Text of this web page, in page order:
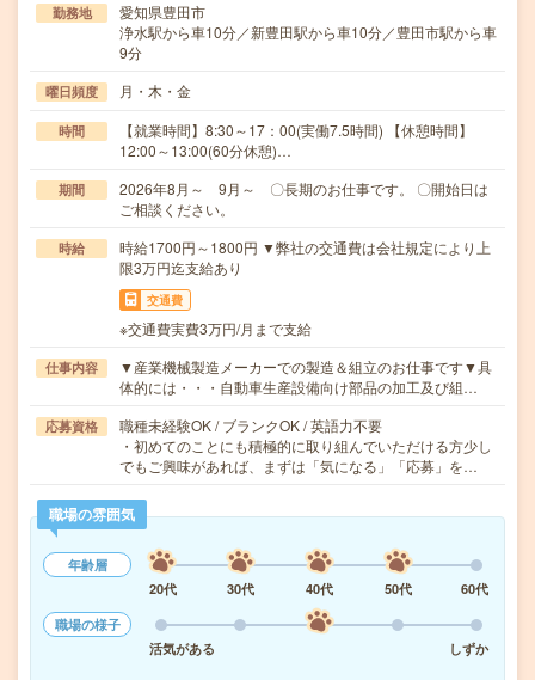
勤務地
愛知県豊田市
浄水駅から車10分／新豊田駅から車10分／豊田市駅から車
9分
曜日頻度 月・木・金
時間
【就業時間】8:30～17：00(実働7.5時間) 【休憩時間】
12:00～13:00(60分休憩)…
期間
2026年8月～ 9月～ 〇長期のお仕事です。 〇開始日は
ご相談ください。
時給
時給1700円～1800円 ▼弊社の交通費は会社規定により上
限3万円迄支給あり
交通費
※交通費実費3万円/月まで支給
仕事内容
▼産業機械製造メーカーでの製造＆組立のお仕事です▼具
体的には・・・自動車生産設備向け部品の加工及び組…
応募資格
職種未経験OK / ブランクOK / 英語力不要
・初めてのことにも積極的に取り組んでいただける方少し
でもご興味があれば、まずは「気になる」「応募」を…
職場の雰囲気
年齢層
20代
30代 40代 50代
60代
職場の様子
活気がある
しずか